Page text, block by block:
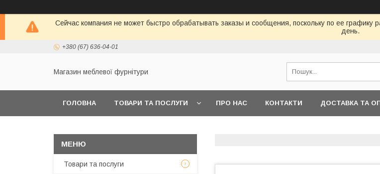
Сейчас компания не может быстро обрабатывать заказы и сообщения, поскольку по ее
день.
+380 (67) 636-04-01
Магазин меблевої фурнітури
ГОЛОВНА ТОВАРИ ТА ПОСЛУГИ ПРО НАС КОНТАКТИ ДОСТАВКА ТА
Товари та послуги